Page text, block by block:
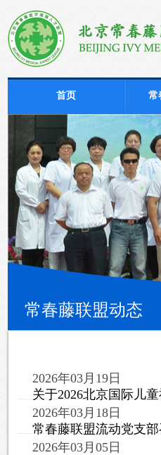
首页 常
常春藤联盟动态
2026年03月19日
关于2026北京国际儿
2026年03月18日
常春藤联盟流动党支
2026年03月05日